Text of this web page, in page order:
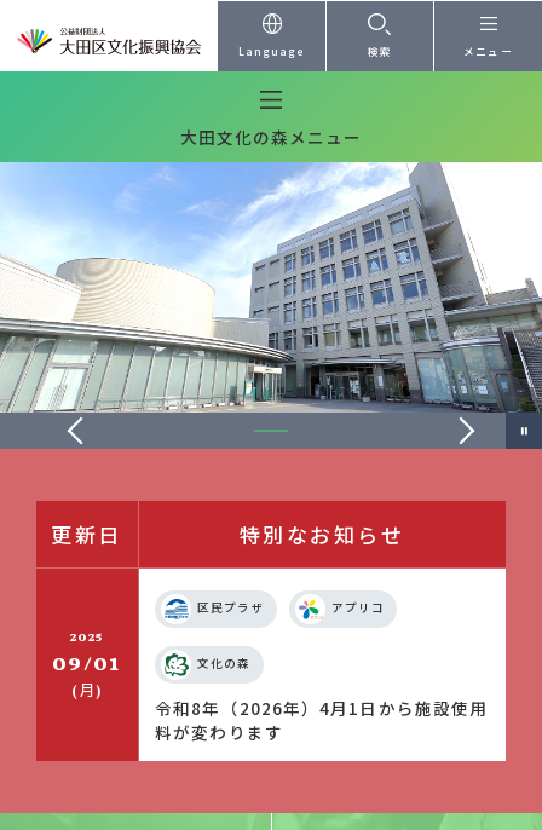
本文へ
Language 検索 メニュー
大田文化の森メニュー
更新日 特別なお知らせ
2025
09/01
(月)
区民プラザ アプリコ
文化の森
令和8年（2026年）4月1日から施設使用
料が変わります